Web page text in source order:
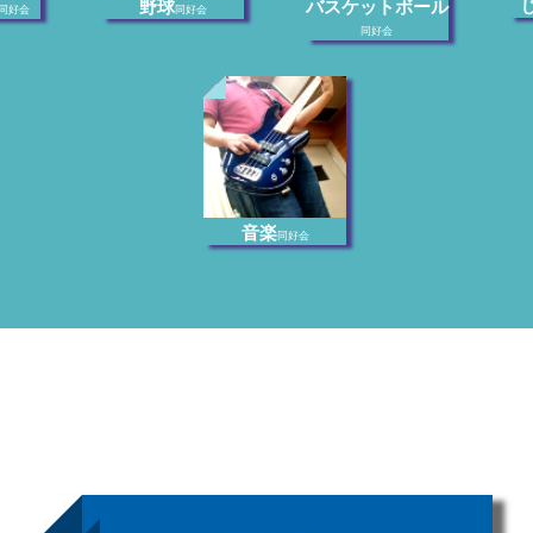
好会 野球同好会 バスケットボール
同好会
音楽同好会